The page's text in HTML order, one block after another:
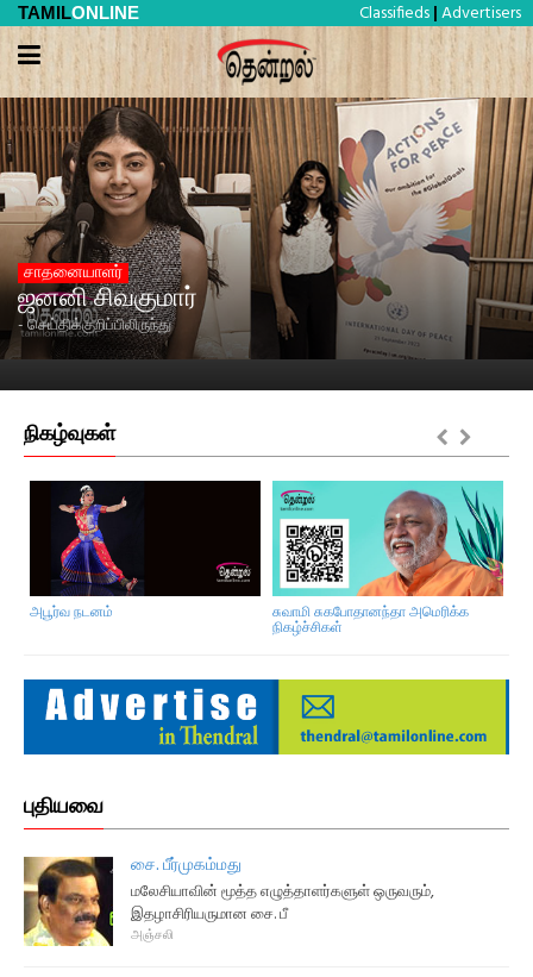
TAMILONLINE Classifieds | Advertisers
சாதனையாளர்
ஜனனி சிவகுமார்
- செய்திக்குறிப்பிலிருந்து
நிகழ்வுகள்
அபூர்வ நடனம் சுவாமி சுகபோதானந்தா அமெரிக்க
நிகழ்ச்சிகள்
புதியவை
சை. பீர்முகம்மது
மலேசியாவின் மூத்த எழுத்தாளர்களுள் ஒருவரும்,
இதழாசிரியருமான சை. பீ
அஞ்சலி